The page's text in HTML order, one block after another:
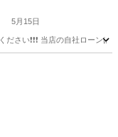
5月15日
ださい❗️❗️❗️ 当店の自社ロ